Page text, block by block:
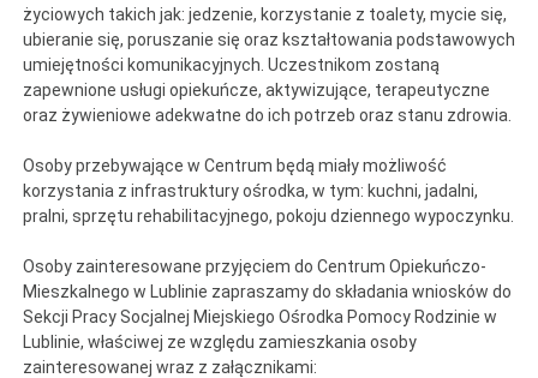
życiowych takich jak: jedzenie, korzystanie z toalety, mycie się,
ubieranie się, poruszanie się oraz kształtowania podstawowych
umiejętności komunikacyjnych. Uczestnikom zostaną
zapewnione usługi opiekuńcze, aktywizujące, terapeutyczne
oraz żywieniowe adekwatne do ich potrzeb oraz stanu zdrowia.
Osoby przebywające w Centrum będą miały możliwość
korzystania z infrastruktury ośrodka, w tym: kuchni, jadalni,
pralni, sprzętu rehabilitacyjnego, pokoju dziennego wypoczynku.
Osoby zainteresowane przyjęciem do Centrum Opiekuńczo-
Mieszkalnego w Lublinie zapraszamy do składania wniosków do
Sekcji Pracy Socjalnej Miejskiego Ośrodka Pomocy Rodzinie w
Lublinie, właściwej ze względu zamieszkania osoby
zainteresowanej wraz z załącznikami: